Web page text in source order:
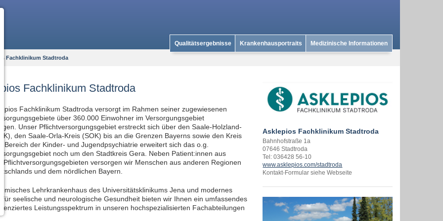
Qualitätsergebnisse Krankenhausportraits Medizinische Informationen
Fachklinikum Stadtroda
Fachklinikum Stadtroda
Fachklinikum Stadtroda versorgt im Rahmen seiner zugewiesenen
über 360.000 Einwohner im Versorgungsgebiet
Unser Pflichtversorgungsgebiet erstreckt sich über den Saale-Holzland-
den Saale-Orla-Kreis (SOK) bis an die Grenzen Bayerns sowie den Kreis
Bereich der Kinder- und Jugendpsychiatrie erweitert sich das o.g.
noch um den Stadtkreis Gera. Neben Patient:innen aus
Pflichtversorgungsgebieten versorgen wir Menschen aus anderen Regionen
und dem nördlichen Bayern.
Lehrkrankenhaus des Universitätsklinikums Jena und modernes
für seelische und neurologische Gesundheit bieten wir Ihnen ein umfassendes
Leistungsspektrum in unseren hochspezialisierten Fachabteilungen
Asklepios Fachklinikum Stadtroda
Bahnhofstraße 1a
07646 Stadtroda
Tel: 036428 56-10
www.asklepios.com/stadtroda
Kontakt-Formular siehe Webseite